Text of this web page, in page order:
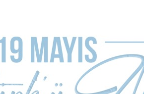
da bu “Vazgeçilmez adam” tavrın